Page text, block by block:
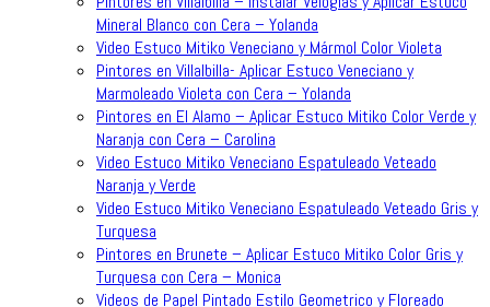
Mineral Blanco con Cera – Yolanda
Video Estuco Mitiko Veneciano y Mármol Color Violeta
Pintores en Villalbilla- Aplicar Estuco Veneciano y
Marmoleado Violeta con Cera – Yolanda
Pintores en El Alamo – Aplicar Estuco Mitiko Color Verde y
Naranja con Cera – Carolina
Video Estuco Mitiko Veneciano Espatuleado Veteado
Naranja y Verde
Video Estuco Mitiko Veneciano Espatuleado Veteado Gris y
Turquesa
Pintores en Brunete – Aplicar Estuco Mitiko Color Gris y
Turquesa con Cera – Monica
Videos de Papel Pintado Estilo Geometrico y Floreado